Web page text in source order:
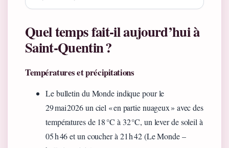
Quel temps fait‑il aujourd’hui à
Saint‑Quentin ?
Températures et précipitations
Le bulletin du Monde indique pour le
29 mai 2026 un ciel « en partie nuageux » avec des
températures de 18 °C à 32 °C, un lever de soleil à
05 h 46 et un coucher à 21 h 42 (Le Monde –